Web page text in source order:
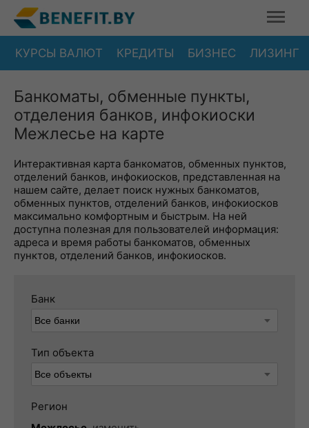
КУРСЫ ВАЛЮТ КРЕДИТЫ БИЗНЕС ЛИЗИНГ
Банкоматы, обменные пункты,
отделения банков, инфокиоски
Межлесье на карте
Интерактивная карта банкоматов, обменных пунктов,
отделений банков, инфокиосков, представленная на
нашем сайте, делает поиск нужных банкоматов,
обменных пунктов, отделений банков, инфокиосков
максимально комфортным и быстрым. На ней
доступна полезная для пользователей информация:
адреса и время работы банкоматов, обменных
пунктов, отделений банков, инфокиосков.
Банк
Тип объекта
Регион